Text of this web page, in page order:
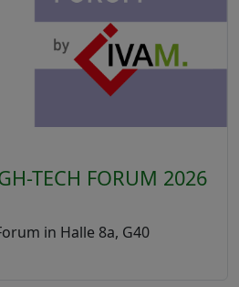
TECH FORUM 2026
in Halle 8a, G40